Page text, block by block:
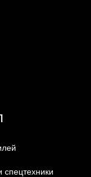
спецтехники